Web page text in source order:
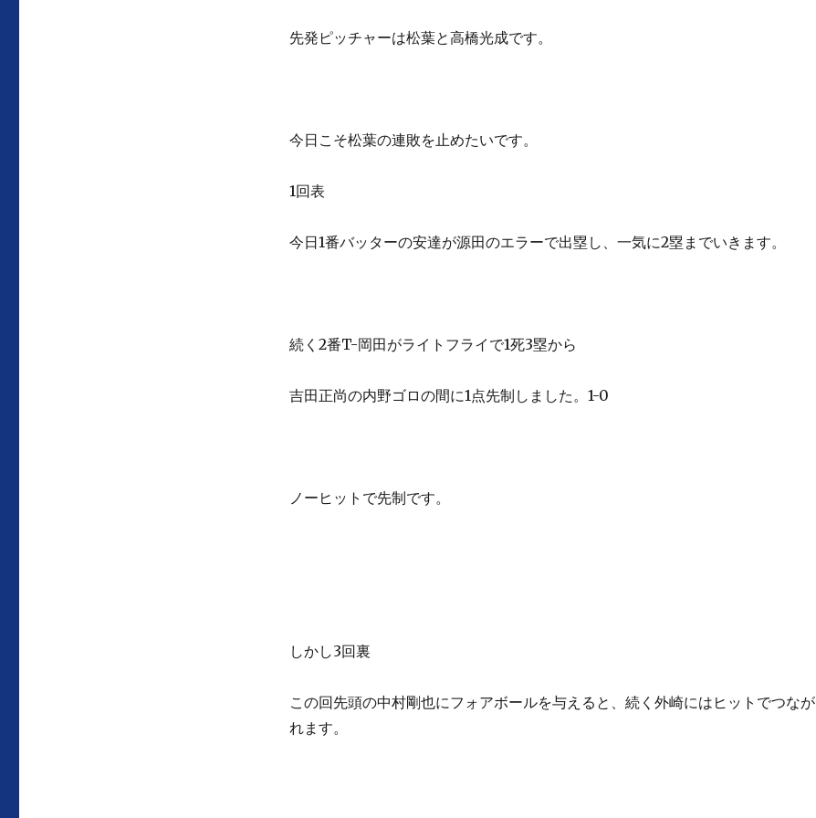
先発ピッチャーは松葉と高橋光成です。
今日こそ松葉の連敗を止めたいです。
1回表
今日1番バッターの安達が源田のエラーで出塁し、一気に2塁までいきます。
続く2番T-岡田がライトフライで1死3塁から
吉田正尚の内野ゴロの間に1点先制しました。1-0
ノーヒットで先制です。
しかし3回裏
この回先頭の中村剛也にフォアボールを与えると、続く外崎にはヒットでつなが
れます。